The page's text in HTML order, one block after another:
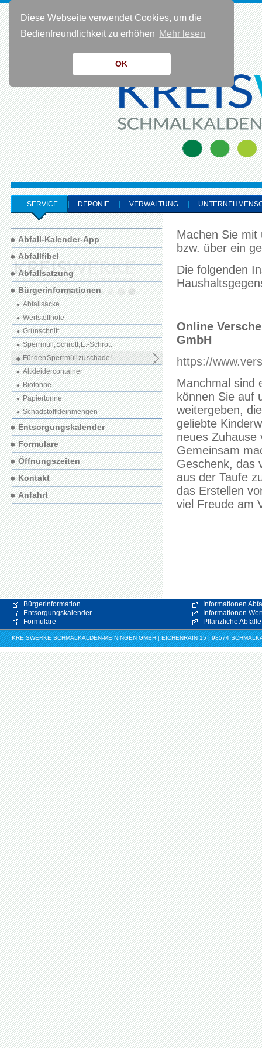
Diese Webseite verwendet Cookies, um die
Bedienfreundlichkeit zu erhöhen Mehr lesen
OK
KONTAKT 0 36 83 - 40 91 0
SERVICE DEPONIE VERWALTUNG
Machen Sie mit
bzw. über ein
Die folgenden
Online
GmbH
https://
Manchmal sind
können Sie auf
weitergeben,
geliebte
neues Zuhause
Gemeinsam
Geschenk, das
aus der Taufe
das Erstellen
viel Freude am
Abfall-Kalender-App
Abfallfibel
Abfallsatzung
Bürgerinformationen
Abfallsäcke
Wertstoffhöfe
Grünschnitt
Sperrmüll, Schrott, E.-Schrott
Für den Sperrmüll zu schade!
Altkleidercontainer
Biotonne
Papiertonne
Schadstoffkleinmengen
Entsorgungskalender
Formulare
Öffnungszeiten
Kontakt
Anfahrt
Bürgerinformation
Entsorgungskalender
Formulare
Informationen
Informationen
Pflanzliche Abfälle
KREISWERKE SCHMALKALDEN-MEININGEN GMBH | EICHENRAIN 15 | 98574